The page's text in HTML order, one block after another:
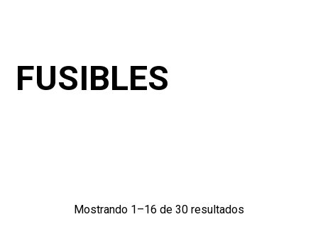
FUSIBLES
Mostrando 1–16 de 30 resultados